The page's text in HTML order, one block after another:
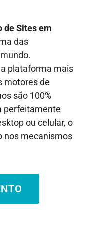
de Sites em
das
plataforma mais
motores de
são 100%
perfeitamente
ou celular, o
nos mecanismos